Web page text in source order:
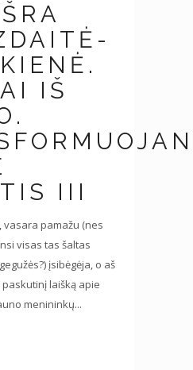
IŠ
III
vasara pamažu (nes
visas tas šaltas
įsibėgėja, o aš
laišką apie
menininkų...